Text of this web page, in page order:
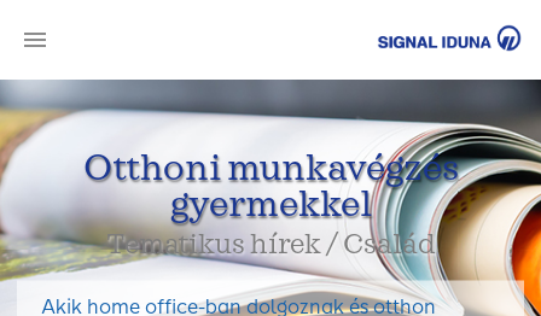
Otthoni munkavégzés
gyermekkel
Tematikus hírek / Család
Akik home office-ban dolgoznak és otthon